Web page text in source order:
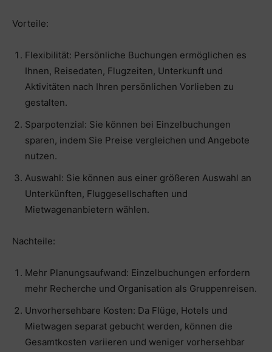
Vorteile:
Flexibilität: Persönliche Buchungen ermöglichen es
Ihnen, Reisedaten, Flugzeiten, Unterkunft und
Aktivitäten nach Ihren persönlichen Vorlieben zu
gestalten.
Sparpotenzial: Sie können bei Einzelbuchungen
sparen, indem Sie Preise vergleichen und Angebote
nutzen.
Auswahl: Sie können aus einer größeren Auswahl an
Unterkünften, Fluggesellschaften und
Mietwagenanbietern wählen.
Nachteile:
Mehr Planungsaufwand: Einzelbuchungen erfordern
mehr Recherche und Organisation als Gruppenreisen.
Unvorhersehbare Kosten: Da Flüge, Hotels und
Mietwagen separat gebucht werden, können die
Gesamtkosten variieren und weniger vorhersehbar